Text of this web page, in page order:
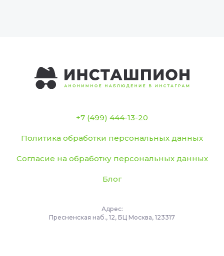
+7 (499) 444-13-20
Политика обработки персональных данных
Согласие на обработку персональных данных
Блог
Адрес:
Пресненская наб., 12, БЦ Москва, 123317